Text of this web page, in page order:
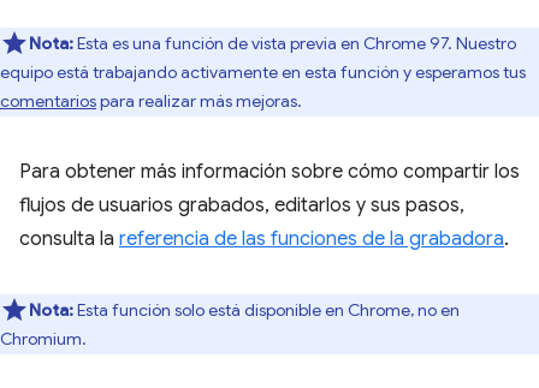
Nota:Esta es una función de vista previa en Chrome 97. Nuestro
equipo está trabajando activamente en esta función y esperamos tus
comentariospara realizar más mejoras.
Para obtener más información sobre cómo compartir los
flujos de usuarios grabados, editarlos y sus pasos,
consulta la referencia de las funciones de la grabadora.
Nota:Esta función solo está disponible en Chrome, no en
Chromium.